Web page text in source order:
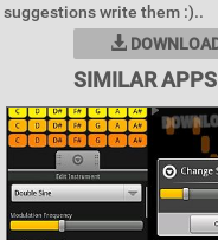
suggestions write them :)..
SIMILAR